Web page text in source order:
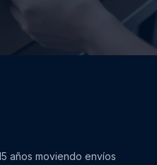
años moviendo envíos